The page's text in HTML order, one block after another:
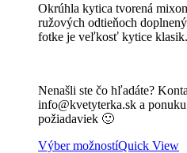
Okrúhla kytica tvorená
ružových odtieňoch
fotke je veľkosť kytice klasik.
Nenašli ste čo hľadáte?
info@kvetyterka.sk a
požiadaviek 🙂
Výber možnostíQuick View